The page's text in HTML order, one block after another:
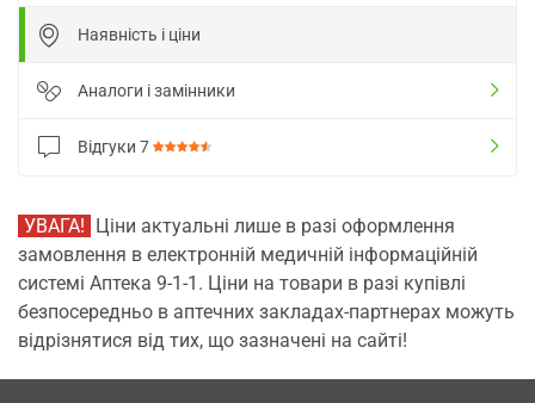
Наявність і ціни
Аналоги і замінники
Відгуки 7
УВАГА! Ціни актуальні лише в разі оформлення
замовлення в електронній медичній інформаційній
системі Аптека 9-1-1. Ціни на товари в разі купівлі
безпосередньо в аптечних закладах-партнерах можуть
відрізнятися від тих, що зазначені на сайті!